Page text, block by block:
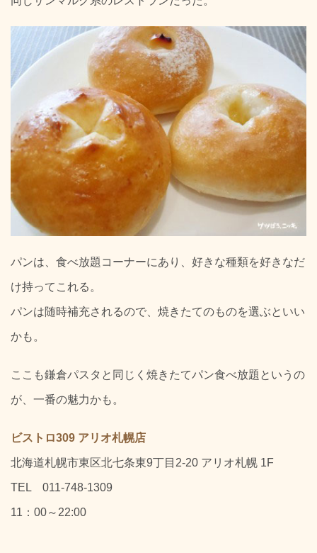
パンは、食べ放題コーナーにあり、好きな種類を好きなだ
け持ってこれる。
パンは随時補充されるので、焼きたてのものを選ぶといい
かも。
ここも鎌倉パスタと同じく焼きたてパン食べ放題というの
が、一番の魅力かも。
ビストロ309 アリオ札幌店
北海道札幌市東区北七条東9丁目2-20 アリオ札幌 1F
TEL 011-748-1309
11：00～22:00